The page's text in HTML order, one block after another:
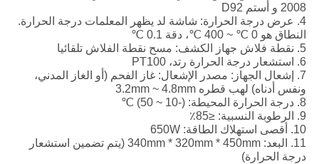
2008 و أستم D92
4. عرض درجة الحرارة: شاشة لد يظهر المعلمات درجة الحرارة.
النطاق هو 0 ℃ ~ 400 ℃، دقة 0.1 ℃
5. نقطة فلاش جهاز الكشف: مسح نقطة الفلاش تلقائيا
6. استشعار درجة الحرارة رتد، PT100
7. إشعال الجهاز: مصدر الإشعال: غاز الفحم (أو الغاز المدني،
ونفس أدناه) لهب قطره 3.2mm ~ 4.8mm
8. درجة الحرارة المحيطة: (-10 ~ 50) ℃
9. الرطوبة النسبية: ≤85٪
10. أقصى استهلاك الطاقة: 650W
11. البعد: 340mm * 320mm * 450mm (يتم تضمين استشعار
درجة الحرارة)